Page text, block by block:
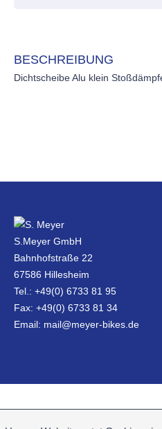
BESCHREIBUNG
Dichtscheibe Alu klein
S.Meyer GmbH
Bahnhofstraße 22
67586 Hillesheim
Tel.: +49(0) 6733 81 95
Fax: +49(0) 6733 81 34
Email: mail@meyer-bikes.de